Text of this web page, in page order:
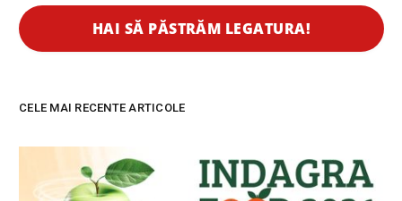
CELE MAI RECENTE ARTICOLE